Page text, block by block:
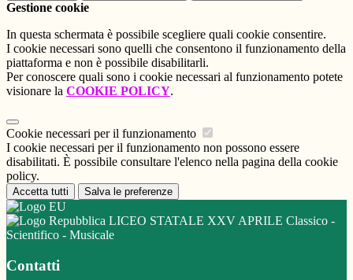
Gestione cookie
In questa schermata è possibile scegliere quali cookie consentire.
I cookie necessari sono quelli che consentono il funzionamento della
piattaforma e non è possibile disabilitarli.
Per conoscere quali sono i cookie necessari al funzionamento potete
visionare la COOKIE POLICY.
Cookie necessari per il funzionamento
I cookie necessari per il funzionamento non possono essere
disabilitati. È possibile consultare l'elenco nella pagina della cookie
policy.
Accetta tutti Salva le preferenze
LICEO STATALE XXV APRILE Classico -
Scientifico - Musicale
Contatti